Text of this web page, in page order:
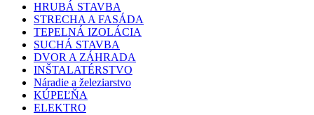
HRUBÁ STAVBA
STRECHA A FASÁDA
TEPELNÁ IZOLÁCIA
SUCHÁ STAVBA
DVOR A ZÁHRADA
INŠTALATÉRSTVO
Náradie a železiarstvo
KÚPEĽŇA
ELEKTRO